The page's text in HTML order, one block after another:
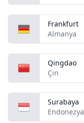
Frankfurt
Almanya
Qingdao
Çin
Surabaya
Endonezya